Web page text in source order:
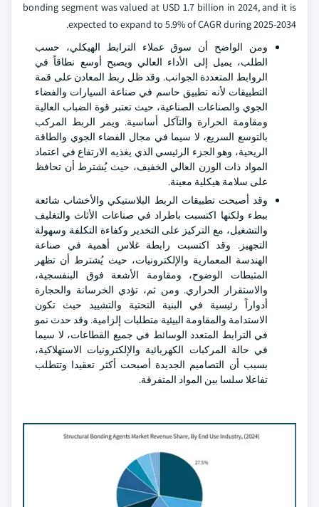
bonding segment was valued at USD 1.7 billion in 2024, and it is
expected to expand to 5.9% of CAGR during 2025-2034.
ومن الواضح أن سوق عملاء الترابط الهيكلي، حسب
الطلب، يميل إلى الأداء العالي ويصبح أوسع نطاقاً في
الروابط المتعددة الجوانب. وقد ظل ربط المعادن على قمة
التطبيقات لأنه تطبيق حاسم في صناعة السيارات والفضاء
الجوي والصناعات الصناعية، حيث تعتبر قوة الضباب العالية
ومقاومة الحرارة والتآكل أساسية. ويمر الربط المركب
بالتوسع السريع، لا سيما في مجال الفضاء الجوي والطاقة
الريحية، وهو الجزء الرئيسي الذي يغذيه الارتفاع في اعتماد
المواد ذات الوزن العالي الخفيف، حيث يُشترط أن تحافظ
على سلامة هيكلية معينة.
وقد أصبحت تطبيقات الربط البلاستيكي والأخشاب شائعة
ببطء ولكنها اكتسبت باطراد في صناعات الأثاث والتغليف
والتشغيل، مع التركيز على التخدير وكفاءة التكلفة وسهولة
التجهيز. وقد اكتسبت رابطة غلاس أهمية في صناعة
الهندسة المعمارية والإلكترونيات، حيث يُشترط أن تظهر
المثبطات الوضوح، ومقاومة الأشعة فوق البنفسجية،
والاستقرار الحراري. ومن ثم، تؤدي الخرسانة والحجارة
أدواراً رئيسية في البنية التحتية والتشييد حيث تكون
الاستدامة والمقاومة البيئية متطلبات إلزامية. وقد حدث نمو
في الترابط المتعدد الوسائط في جميع القطاعات، لا سيما
في حالة المركبات الكهربائية والإلكترونيات الاستهلاكية،
بسبب أن التصاميم الجديدة أصبحت أكثر تعقيدا وتتطلب
تفاعلا سلسا بين المواد المتفرقة.